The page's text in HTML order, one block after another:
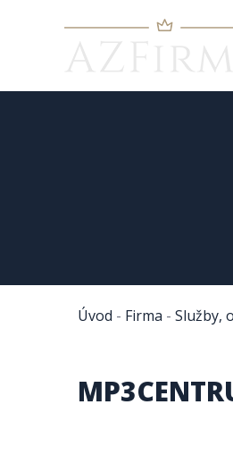
Úvod - Firma - Služby,